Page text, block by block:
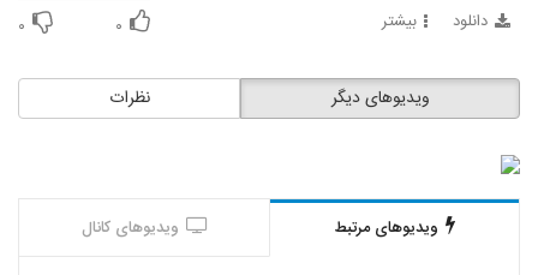
دانلود بیشتر ۰ ۰
نظرات ویدیوهای دیگر
ویدیوهای مرتبط ویدیوهای کانال